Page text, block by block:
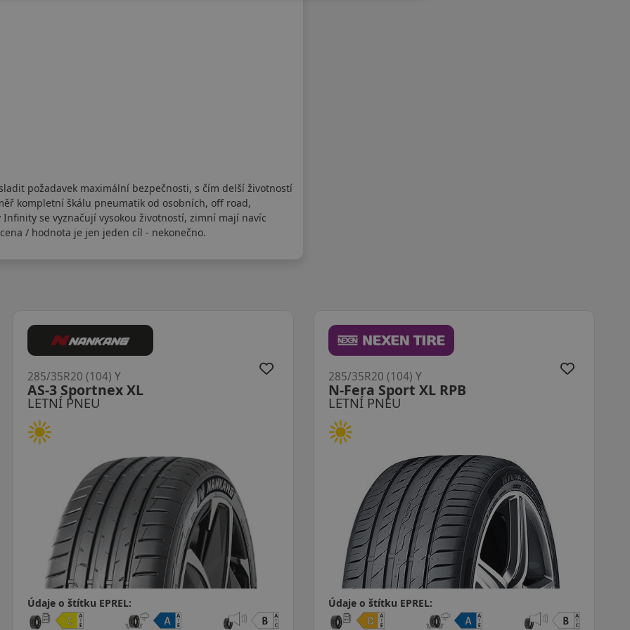
požadavek maximální bezpečnosti, s čím delší životností
kompletní škálu pneumatik od osobních, off road,
se vyznačují vysokou životností, zimní mají navíc
/ hodnota je jen jeden cíl - nekonečno.
LETNÍ PNEU
Proxes Sport 2 XL
285/35R20 (104) Y
Údaje o štítku EPREL:
LETNÍ PNEU
RS820 Azenis XL MFS
285/35R20 (104) Y
Údaje o štítku EPREL: